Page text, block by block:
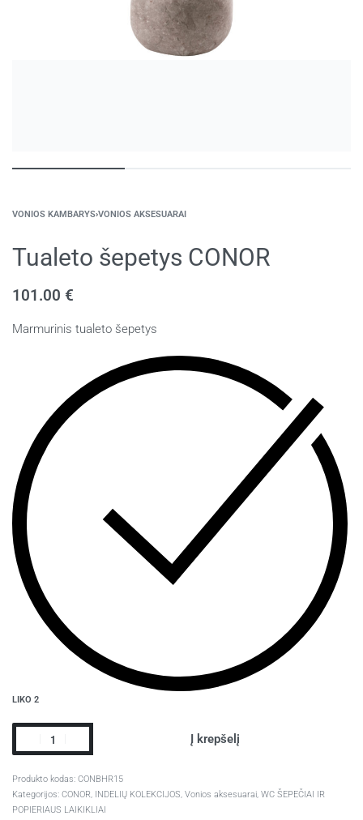
VONIOS KAMBARYS›VONIOS AKSESUARAI
Tualeto šepetys CONOR
101.00 €
Marmurinis tualeto šepetys
LIKO 2
Į krepšelį
CONBHR15
Kategorijos: CONOR, INDELIŲ KOLEKCIJOS, Vonios aksesuarai, WC ŠEPEČIAI IR
POPIERIAUS LAIKIKLIAI